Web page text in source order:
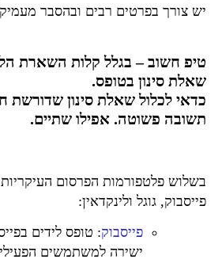
יש צורך בפרטים רבים ובהסבר
טיפ חשוב – בגלל קלות השארת
שאלת סינון בטופס.
כדאי לכלול שאלת סינון
תשובה פשוטה. אפילו שתיים.
בשלוש פלטפורמות הפרסום העיקריות
פייסבוק, גוגל ולינקדאין:
פייסבוק: טופס לידים
ישירה למשתמשים